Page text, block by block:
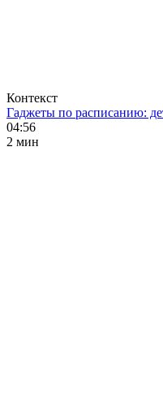
Контекст
Гаджеты по расписанию:
04:56
2 мин